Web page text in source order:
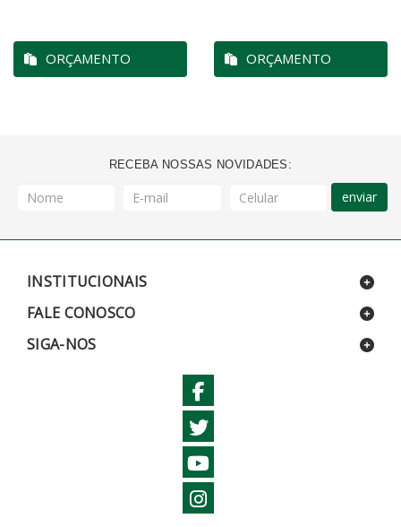
ORÇAMENTO ORÇAMENTO
RECEBA NOSSAS NOVIDADES:
enviar
INSTITUCIONAIS
FALE CONOSCO
SIGA-NOS